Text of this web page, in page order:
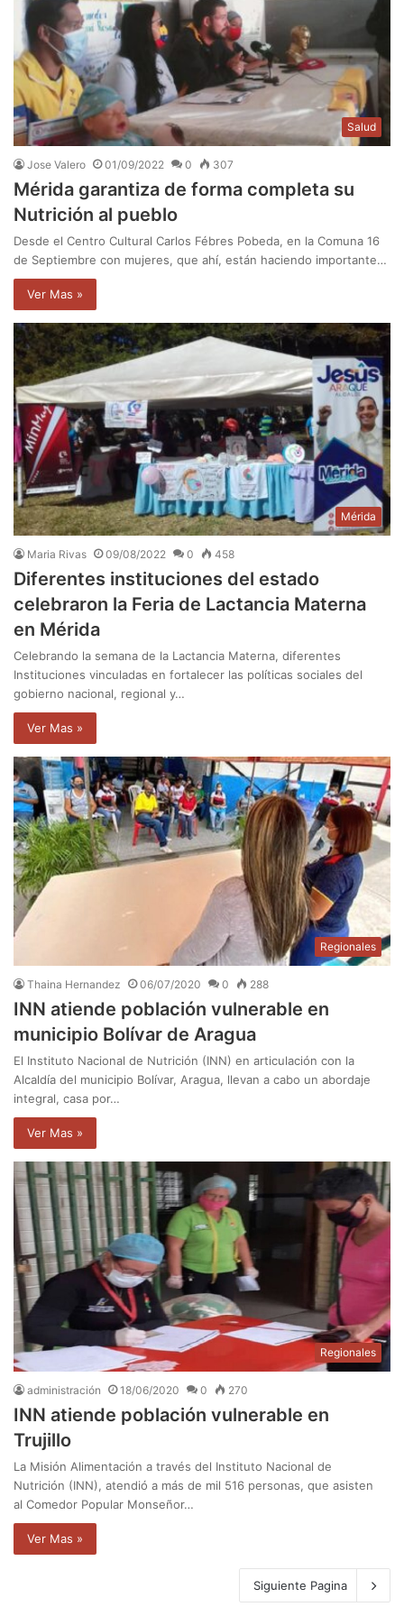
Salud
Jose Valero 01/09/2022 0 307
Mérida garantiza de forma completa su
Nutrición al pueblo
Desde el Centro Cultural Carlos Fébres Pobeda, en la Comuna 16
de Septiembre con mujeres, que ahí, están haciendo importante…
Ver Mas »
Mérida
Maria Rivas 09/08/2022 0 458
Diferentes instituciones del estado
celebraron la Feria de Lactancia Materna
en Mérida
Celebrando la semana de la Lactancia Materna, diferentes
Instituciones vinculadas en fortalecer las políticas sociales del
gobierno nacional, regional y…
Ver Mas »
Regionales
Thaina Hernandez 06/07/2020 0 288
INN atiende población vulnerable en
municipio Bolívar de Aragua
El Instituto Nacional de Nutrición (INN) en articulación con la
Alcaldía del municipio Bolívar, Aragua, llevan a cabo un abordaje
integral, casa por…
Ver Mas »
Regionales
administración 18/06/2020 0 270
INN atiende población vulnerable en
Trujillo
La Misión Alimentación a través del Instituto Nacional de
Nutrición (INN), atendió a más de mil 516 personas, que asisten
al Comedor Popular Monseñor…
Ver Mas »
Siguiente Pagina